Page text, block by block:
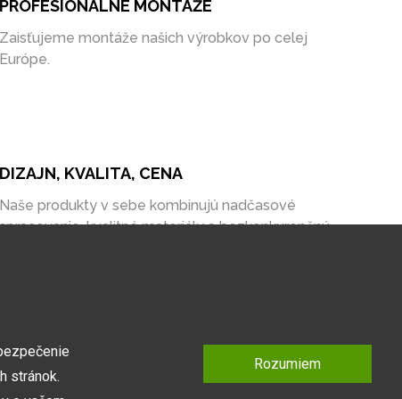
PROFESIONÁLNE MONTÁŽE
Zaisťujeme montáže našich výrobkov po celej
Európe.
DIZAJN, KVALITA, CENA
Naše produkty v sebe kombinujú nadčasové
spracovanie, kvalitné materiály a bezkonkurenčnú
stránok.
Rozumiem